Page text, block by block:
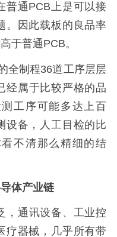
普通PCB上是可以接
。因此载板的良品率
于普通PCB。
全制程36道工序层层
经属于比较严格的品
工序可能多达上百
设备，人工目检的比
不清那么精细的结
体产业链
，通讯设备、工业控
疗器械，几乎所有带